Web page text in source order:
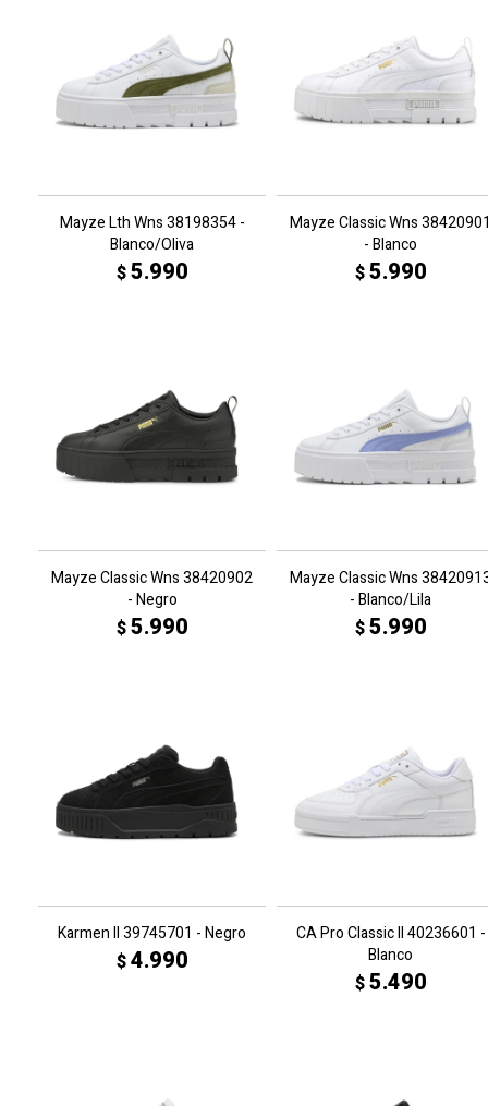
Mayze Lth Wns 38198354 -
Blanco/Oliva
$5.990
Mayze Classic Wns
- Blanco
$5.990
Mayze Classic Wns 38420902
- Negro
$5.990
Mayze Classic Wns
- Blanco/Lila
$5.990
Karmen II 39745701 - Negro
$4.990
CA Pro Classic II 40236601 -
Blanco
$5.490